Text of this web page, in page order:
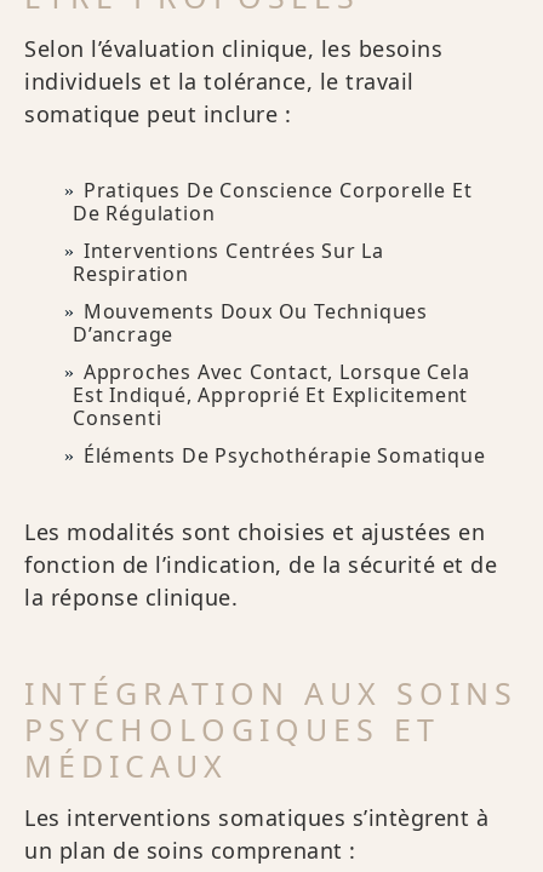
Selon l’évaluation clinique, les besoins
individuels et la tolérance, le travail
somatique peut inclure :
Pratiques De Conscience Corporelle Et
De Régulation
Interventions Centrées Sur La
Respiration
Mouvements Doux Ou Techniques
D’ancrage
Approches Avec Contact, Lorsque Cela
Est Indiqué, Approprié Et Explicitement
Consenti
Éléments De Psychothérapie Somatique
Les modalités sont choisies et ajustées en
fonction de l’indication, de la sécurité et de
la réponse clinique.
INTÉGRATION AUX SOINS
PSYCHOLOGIQUES ET
MÉDICAUX
Les interventions somatiques s’intègrent à
un plan de soins comprenant :